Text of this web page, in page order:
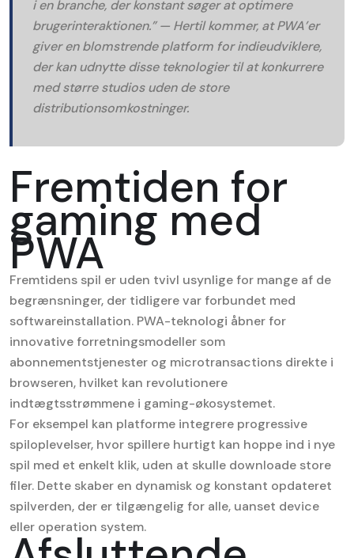
i en branche, der konstant søger at optimere
brugerinteraktionen.” — Hertil kommer, at PWA’er
giver en blomstrende platform for indieudviklere,
der kan udnytte disse teknologier til at konkurrere
med større studios uden de store
distributionsomkostninger.
Fremtiden for
gaming med
PWA
Fremtidens spil er uden tvivl usynlige for mange af de
begrænsninger, der tidligere var forbundet med
softwareinstallation. PWA-teknologi åbner for
innovative forretningsmodeller som
abonnementstjenester og microtransactions direkte i
browseren, hvilket kan revolutionere
indtægtsstrømmene i gaming-økosystemet.
For eksempel kan platforme integrere progressive
spiloplevelser, hvor spillere hurtigt kan hoppe ind i nye
spil med et enkelt klik, uden at skulle downloade store
filer. Dette skaber en dynamisk og konstant opdateret
spilverden, der er tilgængelig for alle, uanset device
eller operation system.